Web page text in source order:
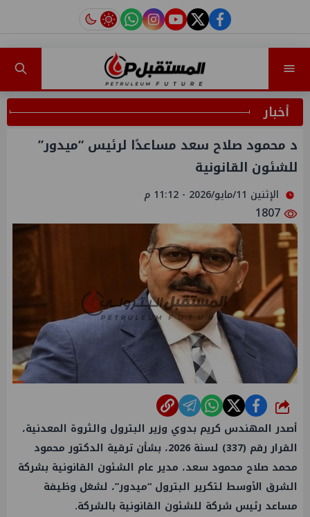
facebook
twitter
youtube
instagram
tiktok
أخبار
د محمود صلاح سعد مساعدًا لرئيس “ميدور”
للشئون القانونية
الإثنين 11/مايو/2026 - 11:12 م
شارك
أصدر المهندس كريم بدوي وزير البترول والثروة المعدنية،
القرار رقم (337) لسنة 2026، بشأن ترقية الدكتور محمود
محمد صلاح محمود سعد، مدير عام الشئون القانونية بشركة
الشرق الأوسط لتكرير البترول “ميدور”، لشغل وظيفة
مساعد رئيس شركة للشئون القانونية بالشركة.